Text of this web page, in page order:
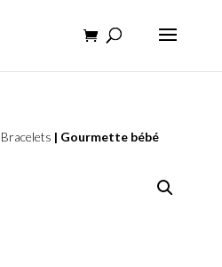
Bracelets | Gourmette bébé